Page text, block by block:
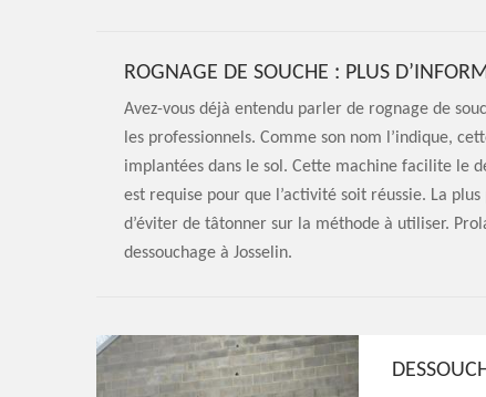
ROGNAGE DE SOUCHE : PLUS
Avez-vous déjà entendu parler de rognage de
les professionnels. Comme son nom l’indique,
implantées dans le sol. Cette machine facilite le
est requise pour que l’activité soit réussie. La
d’éviter de tâtonner sur la méthode à utiliser.
dessouchage à Josselin.